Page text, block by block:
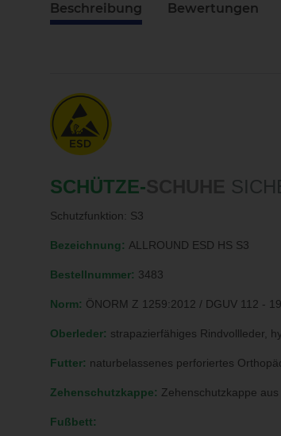
Beschreibung Bewertungen
SCHÜTZE-
Schutzfunktion: S3
Bezeichnung: ALLROUND ESD HS S3
Bestellnummer: 3483
Norm: ÖNORM Z 1259:2012 / DGUV 112 -
Oberleder: strapazierfähiges Rindvollleder,
Futter: naturbelassenes perforiertes
Zehenschutzkappe: Zehenschutzkappe
Fußbett: